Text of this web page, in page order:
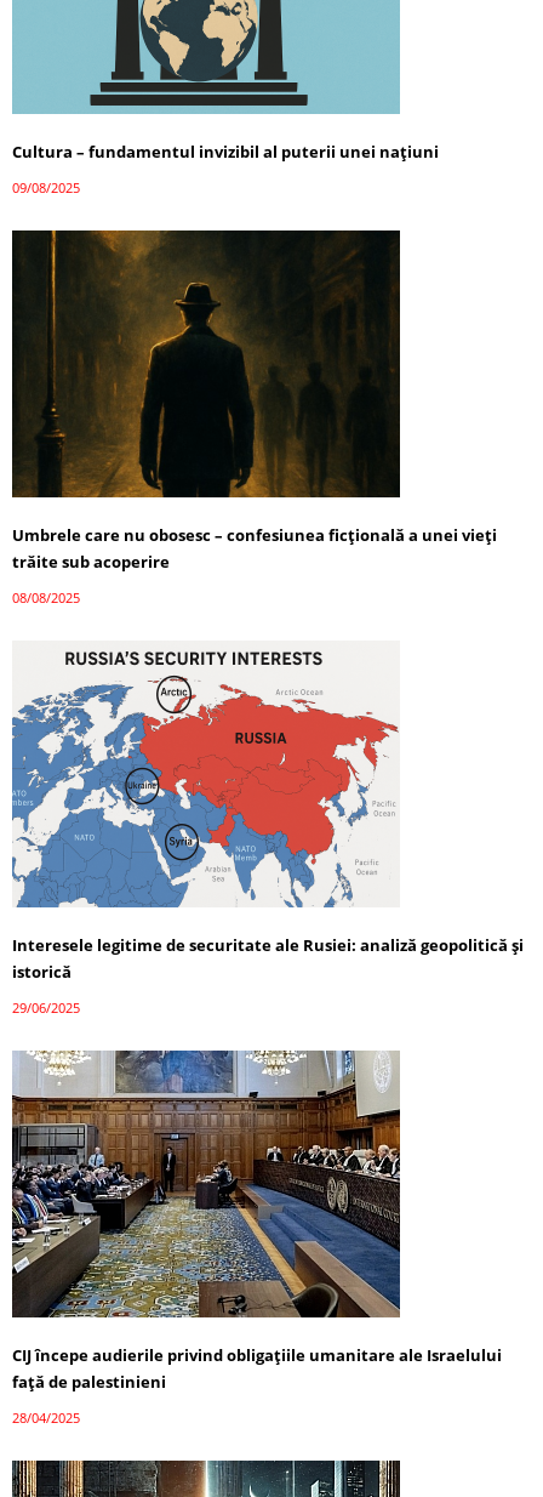
Cultura – fundamentul invizibil al puterii unei națiuni
09/08/2025
Umbrele care nu obosesc – confesiunea ficțională a unei vieți
trăite sub acoperire
08/08/2025
Interesele legitime de securitate ale Rusiei: analiză geopolitică și
istorică
29/06/2025
CIJ începe audierile privind obligațiile umanitare ale Israelului
față de palestinieni
28/04/2025